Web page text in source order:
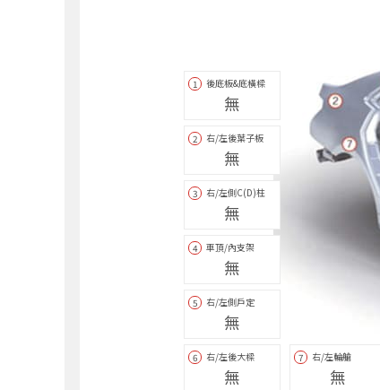
1 後底板&底橫樑
無
2 右/左後葉子板
無
3 右/左側C(D)柱
無
4 車頂/內支架
無
5 右/左側戶定
無
6 右/左後大樑
無
7 右/左輪艙
無